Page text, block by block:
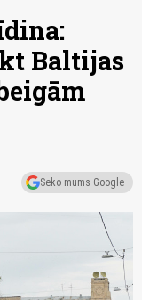
Baltijas
Seko mums Google